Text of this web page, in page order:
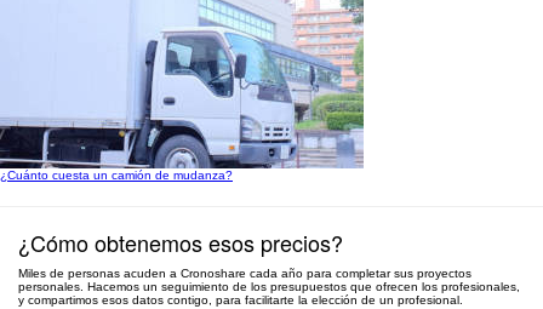
¿Cuánto cuesta un camión de mudanza?
¿Cómo obtenemos esos precios?
Miles de personas acuden a Cronoshare cada año para completar sus proyectos
personales. Hacemos un seguimiento de los presupuestos que ofrecen los profesionales,
y compartimos esos datos contigo, para facilitarte la elección de un profesional.